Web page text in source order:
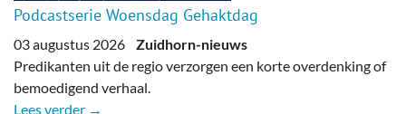
Podcastserie Woensdag Gehaktdag
03 augustus 2026 Zuidhorn-nieuws
Predikanten uit de regio verzorgen een korte overdenking of
bemoedigend verhaal.
Lees verder →